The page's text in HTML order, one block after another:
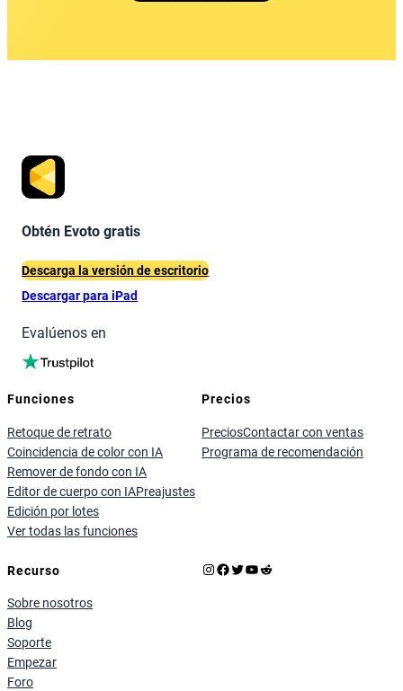
Obtén Evoto gratis
Descarga la versión de escritorio
Descargar para iPad
Evalúenos en
Funciones
Retoque de retrato
Coincidencia de color con IA
Remover de fondo con IA
Editor de cuerpo con IAPreajustes
Edición por lotes
Ver todas las funciones
Precios
PreciosContactar con ventas
Programa de recomendación
Recurso
Sobre nosotros
Blog
Soporte
Empezar
Foro
Instagram
Facebook
X YouTube
Reddit